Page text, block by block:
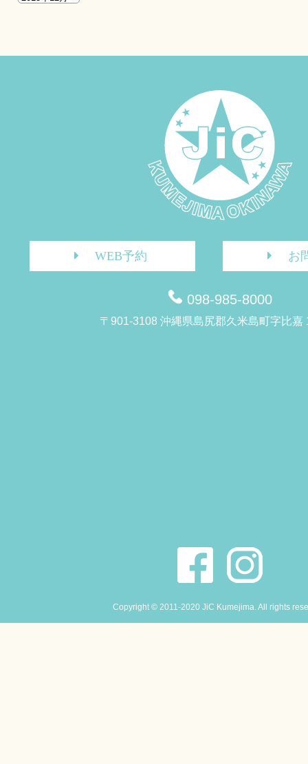
WEB予約 お
098-985-8000
〒901-3108 沖縄県島尻郡久米島町字比嘉
Copyright © 2011-2020 JiC Kumejima. All rights